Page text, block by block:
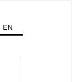
EN